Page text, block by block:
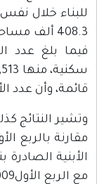
قائمة، وأن عدد
وتشير النتائج